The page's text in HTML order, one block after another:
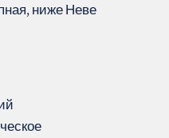
ниже Неве